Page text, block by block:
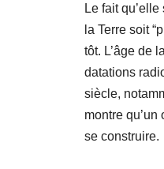
Le fait
la Terre soit
tôt. L’âge de
datations
siècle,
montre
se construire.